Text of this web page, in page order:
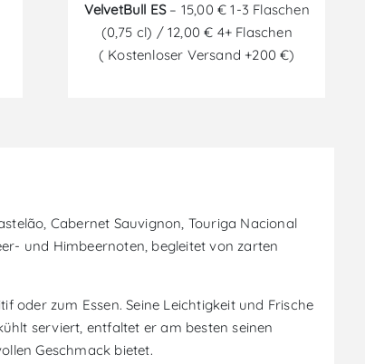
VelvetBull ES– 15,00 € 1-3 Flaschen
(0,75 cl) / 12,00 € 4+ Flaschen
( Kostenloser Versand +200 €)
Cabernet Sauvignon, Touriga Nacional
und Himbeernoten, begleitet von zarten
oder zum Essen. Seine Leichtigkeit und Frische
serviert, entfaltet er am besten seinen
Geschmack bietet.